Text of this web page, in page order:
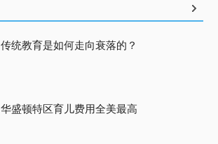
传统教育是如何走向衰落的？
华盛顿特区育儿费用全美最高